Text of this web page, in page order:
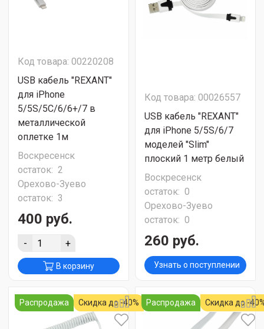
Код товара: 00220208
USB кабель "REXANT"
для iPhone
5/5S/5C/6/6+/7 в
металлической
оплетке 1м
Воскресенск
остаток: 2
Орехово-Зуево
остаток: 3
400 руб.
- +
В корзину
Код товара: 00026557
USB кабель "REXANT"
для iPhone 5/5S/6/7
моделей "Slim"
плоский 1 метр белый
Воскресенск
остаток: 0
Орехово-Зуево
остаток: 0
260 руб.
Узнать о поступлении
Распродажа Скидка до -40% Распродажа Скидка до -